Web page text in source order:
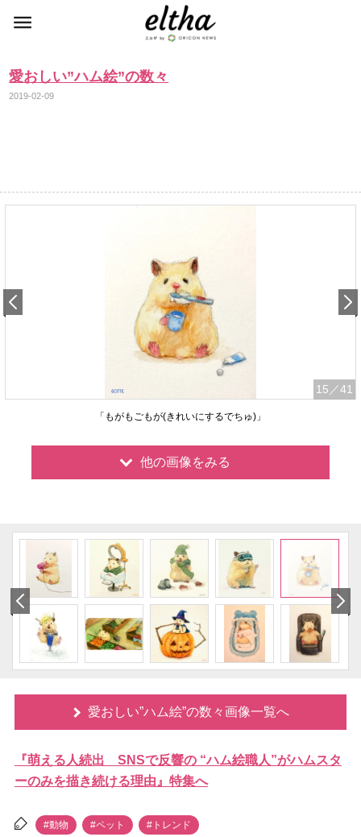
愛おしい”ハム絵”の数々
2019-02-09
15 ／41
「もがもごもが(きれいにするでちゅ)」
他の画像をみる
愛おしい”ハム絵”の数々画像一覧へ
『萌える人続出 SNSで反響の “ハム絵職人”がハムスタ
ーのみを描き続ける理由』特集へ
#動物 #ペット #トレンド